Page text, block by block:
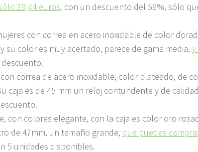
39,44 euros, con un descuento del 56%, sólo
con correa en acero inoxidable de color
color es muy acertado, parece de gama media, y
correa de acero inoxidable, color plateado, de
caja es de 45 mm un reloj contundente y de
con colores elegante, con la caja es color oro
de 47mm, un tamaño grande, que puedes
5 unidades disponibles.